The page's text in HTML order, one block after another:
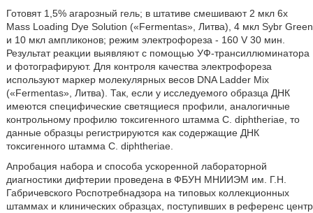
Готовят 1,5% агарозный гель; в штативе смешивают 2 мкл 6х
Mass Loading Dye Solution («Fermentas», Литва), 4 мкл Sybr Green
и 10 мкл ампликонов; режим электрофореза - 160 V 30 мин.
Результат реакции выявляют с помощью УФ-трансиллюминатора
и фотографируют. Для контроля качества электрофореза
используют маркер молекулярных весов DNA Ladder Mix
(«Fermentas», Литва). Так, если у исследуемого образца ДНК
имеются специфические светящиеся профили, аналогичные
контрольному профилю токсигенного штамма C. diphtheriae, то
данные образцы регистрируются как содержащие ДНК
токсигенного штамма C. diphtheriae.
Апробация набора и способа ускоренной лабораторной
диагностики дифтерии проведена в ФБУН МНИИЭМ им. Г.Н.
Габричевского Роспотребнадзора на типовых коллекционных
штаммах и клинических образцах, поступивших в референс центр